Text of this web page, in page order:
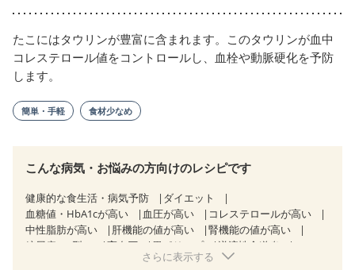
たこにはタウリンが豊富に含まれます。このタウリンが血中
コレステロール値をコントロールし、血栓や動脈硬化を予防
します。
簡単・手軽 食材少なめ
こんな病気・お悩みの方向けのレシピです
健康的な食生活・病気予防
ダイエット
血糖値・HbA1cが高い
血圧が高い
コレステロールが高い
中性脂肪が高い
肝機能の値が高い
腎機能の値が高い
糖尿病（2型）
高血圧 胃ポリープ
逆流性食道炎
慢性膵炎（移行期・寛解期）
さらに表示する